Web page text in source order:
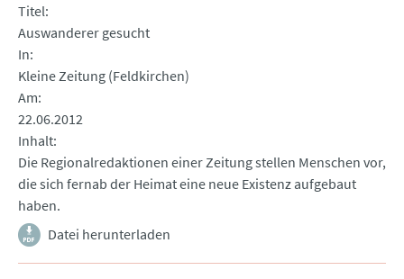
Titel
Auswanderer gesucht
In
Kleine Zeitung (Feldkirchen)
Am
22.06.2012
Inhalt
Die Regionalredaktionen einer Zeitung stellen Menschen vor,
die sich fernab der Heimat eine neue Existenz aufgebaut
haben.
Datei herunterladen